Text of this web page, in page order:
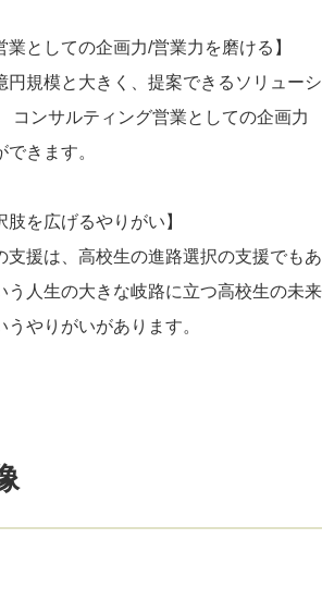
業としての企画力/営業力を磨ける】
円規模と大きく、提案できるソリューシ
コンサルティング営業としての企画力
きます。
肢を広げるやりがい】
支援は、高校生の進路選択の支援でもあ
う人生の大きな岐路に立つ高校生の未来
やりがいがあります。